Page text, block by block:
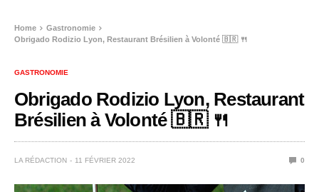
Home
Gastronomie
Obrigado Rodizio Lyon, Restaurant Brésilien à Volonté 🇧🇷 🍴
GASTRONOMIE
Obrigado Rodizio Lyon, Restaurant
Brésilien à Volonté 🇧🇷 🍴
LA RÉDACTION 11 FÉVRIER 2022 0